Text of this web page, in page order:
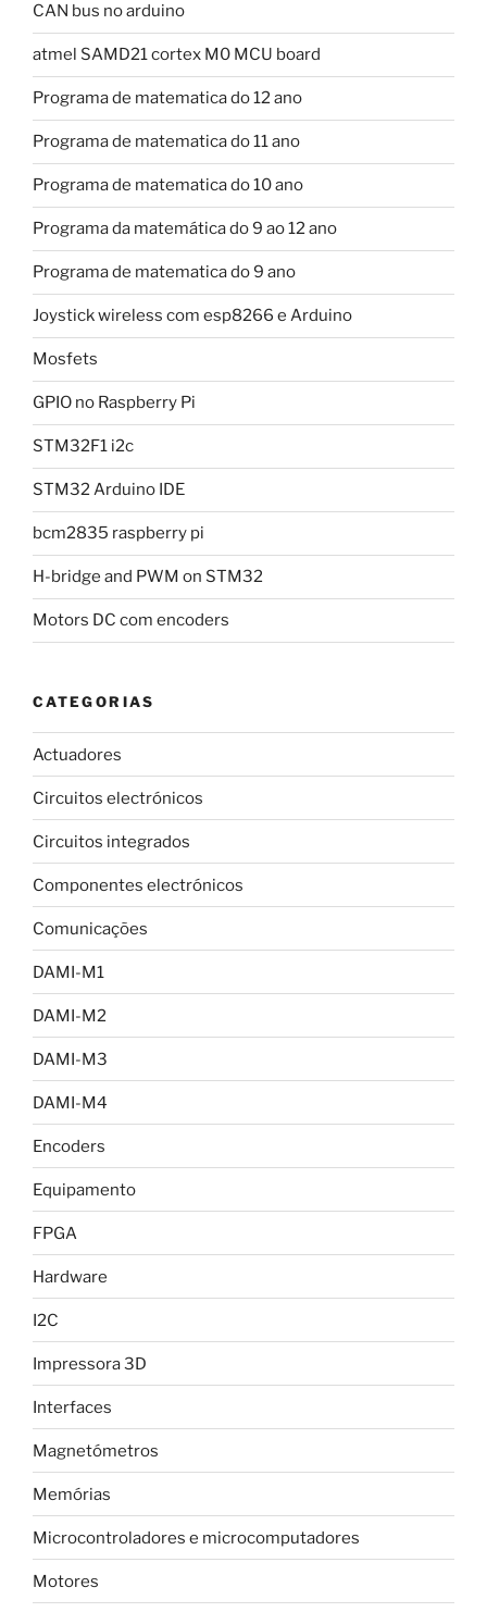
CAN bus no arduino
atmel SAMD21 cortex M0 MCU board
Programa de matematica do 12 ano
Programa de matematica do 11 ano
Programa de matematica do 10 ano
Programa da matemática do 9 ao 12 ano
Programa de matematica do 9 ano
Joystick wireless com esp8266 e Arduino
Mosfets
GPIO no Raspberry Pi
STM32F1 i2c
STM32 Arduino IDE
bcm2835 raspberry pi
H-bridge and PWM on STM32
Motors DC com encoders
CATEGORIAS
Actuadores
Circuitos electrónicos
Circuitos integrados
Componentes electrónicos
Comunicações
DAMI-M1
DAMI-M2
DAMI-M3
DAMI-M4
Encoders
Equipamento
FPGA
Hardware
I2C
Impressora 3D
Interfaces
Magnetómetros
Memórias
Microcontroladores e microcomputadores
Motores